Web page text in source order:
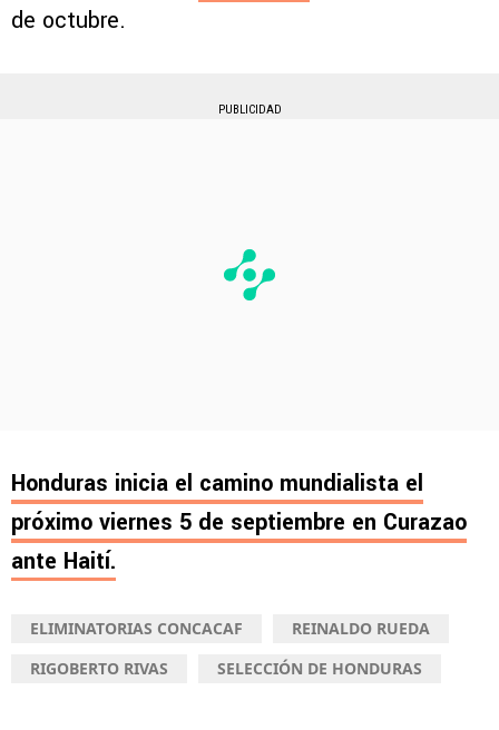
de octubre.
PUBLICIDAD
Honduras inicia el camino mundialista el
próximo viernes 5 de septiembre en Curazao
ante Haití.
ELIMINATORIAS CONCACAF
REINALDO RUEDA
RIGOBERTO RIVAS
SELECCIÓN DE HONDURAS